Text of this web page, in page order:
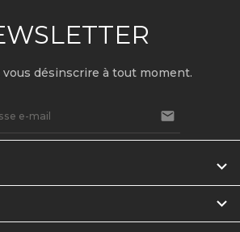
vous désinscrire à tout moment.


